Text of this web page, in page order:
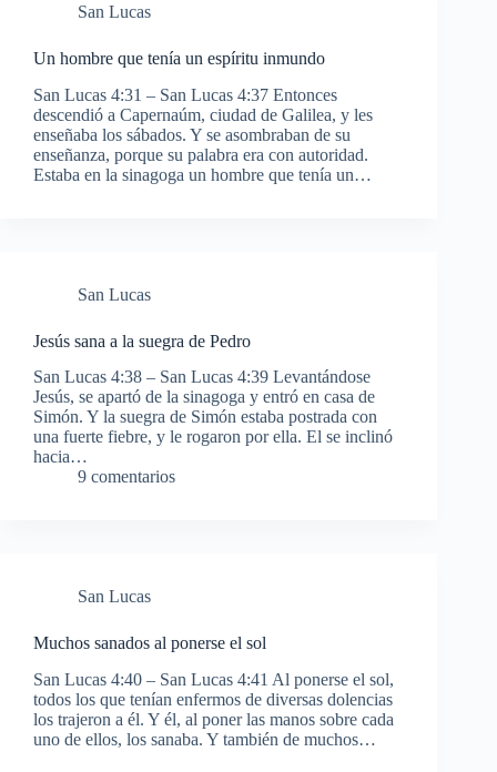
San Lucas
Un hombre que tenía un espíritu inmundo
San Lucas 4:31 – San Lucas 4:37 Entonces
descendió a Capernaúm, ciudad de Galilea, y les
enseñaba los sábados. Y se asombraban de su
enseñanza, porque su palabra era con autoridad.
Estaba en la sinagoga un hombre que tenía un…
San Lucas
Jesús sana a la suegra de Pedro
San Lucas 4:38 – San Lucas 4:39 Levantándose
Jesús, se apartó de la sinagoga y entró en casa de
Simón. Y la suegra de Simón estaba postrada con
una fuerte fiebre, y le rogaron por ella. El se inclinó
hacia…
9 comentarios
San Lucas
Muchos sanados al ponerse el sol
San Lucas 4:40 – San Lucas 4:41 Al ponerse el sol,
todos los que tenían enfermos de diversas dolencias
los trajeron a él. Y él, al poner las manos sobre cada
uno de ellos, los sanaba. Y también de muchos…